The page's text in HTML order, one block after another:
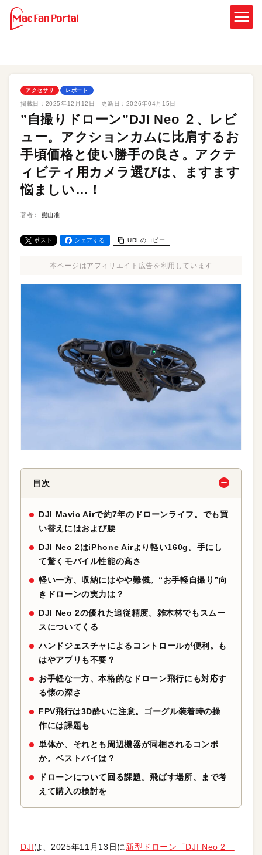
アクセサリ レポート
掲載日： 2025年12月12日 更新日： 2026年04月15日
”自撮りドローン”DJI Neo ２、レビ
ュー。アクションカムに比肩するお
手頃価格と使い勝手の良さ。アクテ
ィビティ用カメラ選びは、ますます
悩ましい…！
著者： 熊山准
ポスト シェアする URLのコピー
本ページはアフィリエイト広告を利用しています
目次
DJI Mavic Airで約7年のドローンライフ。でも買
い替えにはおよび腰
DJI Neo 2はiPhone Airより軽い160g。手にし
て驚くモバイル性能の高さ
軽い一方、収納にはやや難儀。“お手軽自撮り”向
きドローンの実力は？
DJI Neo 2の優れた追従精度。雑木林でもスムー
スについてくる
ハンドジェスチャによるコントロールが便利。も
はやアプリも不要？
お手軽な一方、本格的なドローン飛行にも対応す
る懐の深さ
FPV飛行は3D酔いに注意。ゴーグル装着時の操
作には課題も
単体か、それとも周辺機器が同梱されるコンボ
か。ベストバイは？
ドローンについて回る課題。飛ばす場所、まで考
えて購入の検討を
DJIは、2025年11月13日に 新型ドローン「DJI Neo 2」